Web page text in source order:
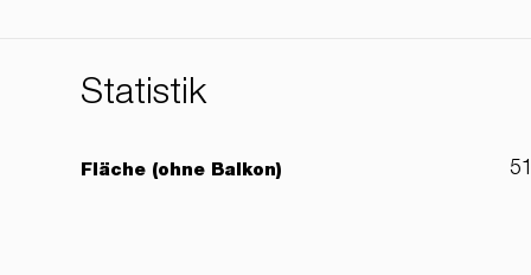
Statistik
Fläche (ohne Balkon)